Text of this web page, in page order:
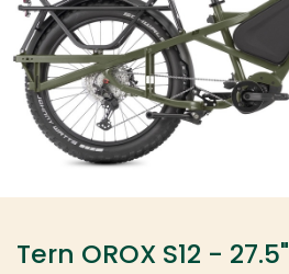
Tern OROX S12 - 27.5"